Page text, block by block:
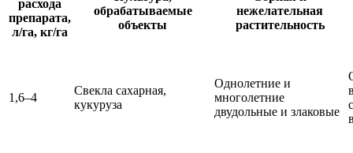
расхода
препарата,
л/га, кг/га
обрабатываемые
объекты
нежелательная
растительность
1,6–4
Свекла сахарная,
кукуруза
Однолетние и
многолетние
двудольные и злаковые